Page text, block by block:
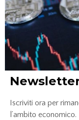
Tassi di
Iscriviti ora per
l’ambito economico.